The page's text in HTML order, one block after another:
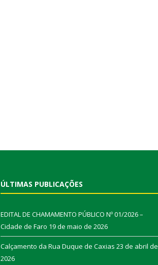
ÚLTIMAS PUBLICAÇÕES
EDITAL DE CHAMAMENTO PÚBLICO Nº 01/2026 –
Cidade de Faro 19 de maio de 2026
Calçamento da Rua Duque de Caxias 23 de abril de
2026